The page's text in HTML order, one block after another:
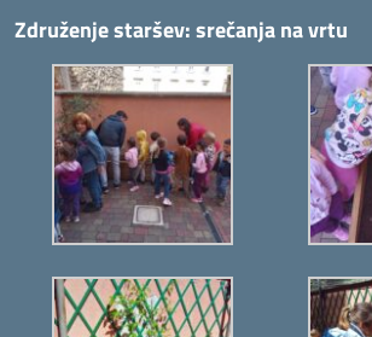
Združenje staršev: srečanja na vrtu